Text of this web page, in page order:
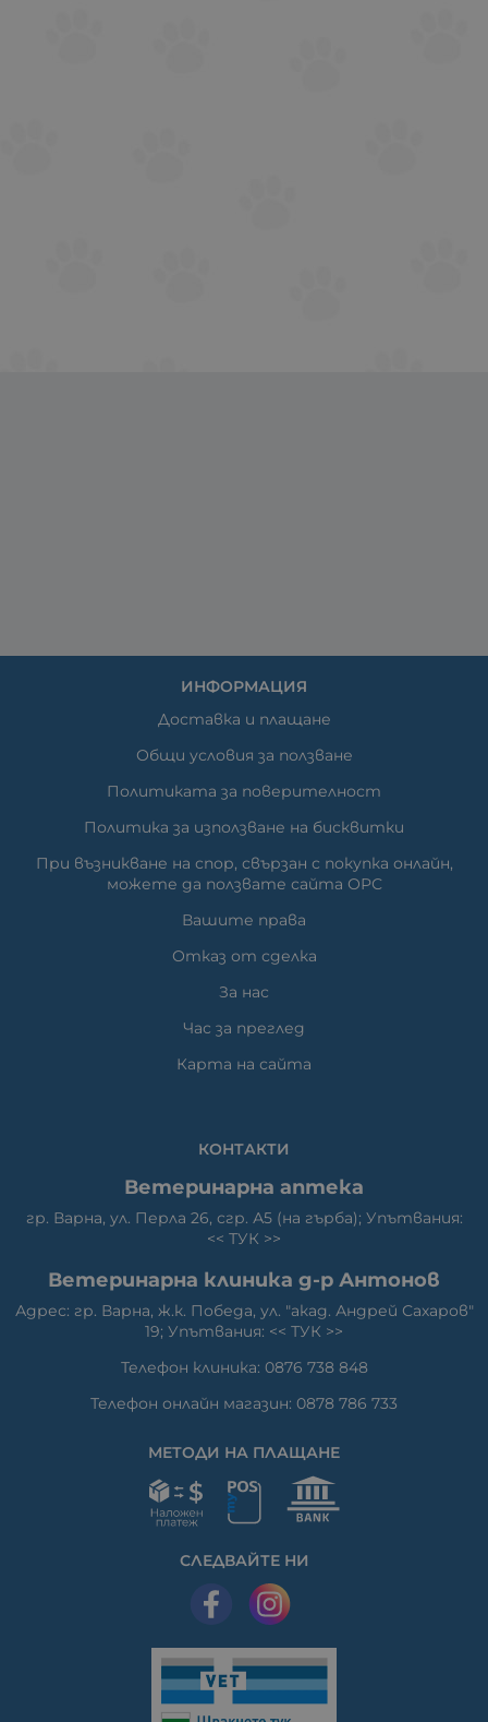
ИНФОРМАЦИЯ
Доставка и плащане
Общи условия за ползване
Политиката за поверителност
Политика за използване на бисквитки
При възникване на спор, свързан с покупка онлайн,
можете да ползвате сайта ОРС
Вашите права
Отказ от сделка
За нас
Час за преглед
Карта на сайта
КОНТАКТИ
Ветеринарна аптека
гр. Варна, ул. Перла 26, сгр. А5 (на гърба); Упътвания:
<< ТУК >>
Ветеринарна клиника д-р Антонов
Адрес: гр. Варна, ж.к. Победа, ул. "акад. Андрей Сахаров"
19; Упътвания: << ТУК >>
Телефон клиника: 0876 738 848
Телефон онлайн магазин: 0878 786 733
МЕТОДИ НА ПЛАЩАНЕ
СЛЕДВАЙТЕ НИ